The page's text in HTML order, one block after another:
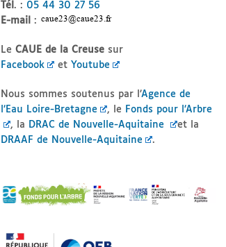
Tél . : 05 44 30 27 56
E-mail
:
Le CAUE de la Creuse sur
Facebook
et Youtube
Nous sommes soutenus par l’Agence de
l’Eau Loire-Bretagne
, le
Fonds pour l’Arbre
, la
DRAC de Nouvelle-Aquitaine
et la
DRAAF de Nouvelle-Aquitaine
.